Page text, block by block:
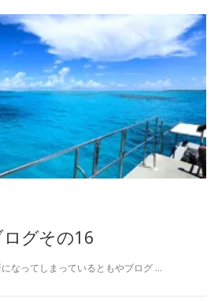
グその16
なってしまっているともやブログ …